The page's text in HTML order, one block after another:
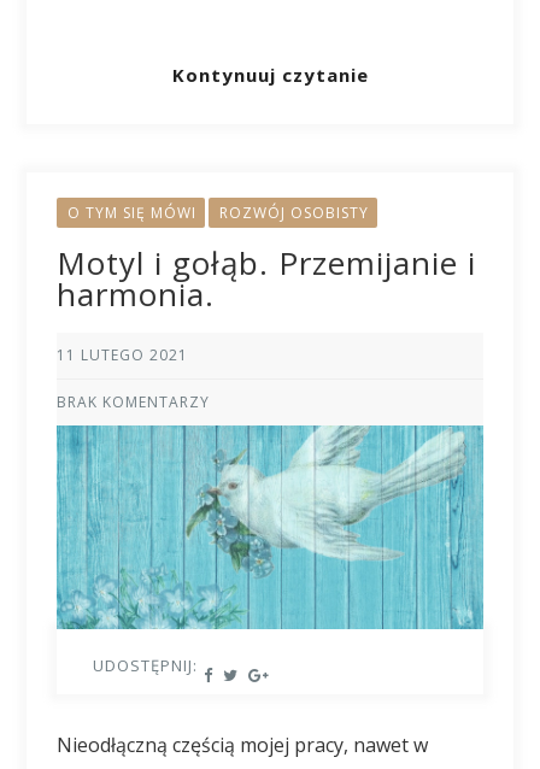
Kontynuuj czytanie
O TYM SIĘ MÓWI ROZWÓJ OSOBISTY
Motyl i gołąb. Przemijanie i
harmonia.
11 LUTEGO 2021
BRAK KOMENTARZY
UDOSTĘPNIJ:
Nieodłączną częścią mojej pracy, nawet w